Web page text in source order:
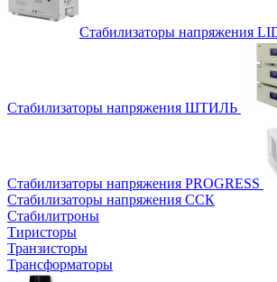
Стабилизаторы напряжения
Стабилизаторы напряжения ШТИЛЬ
Стабилизаторы напряжения PROGRESS
Стабилизаторы напряжения ССК
Стабилитроны
Тиристоры
Транзисторы
Трансформаторы